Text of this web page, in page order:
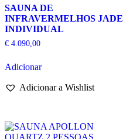
SAUNA DE
INFRAVERMELHOS JADE
INDIVIDUAL
€ 4.090,00
Adicionar
Adicionar a Wishlist